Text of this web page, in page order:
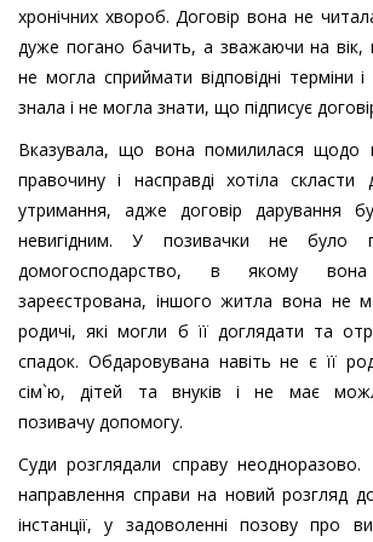
хронічних хвороб. Договір вона не
дуже погано бачить, а зважаючи на вік,
не могла сприймати відповідні терміни
знала і не могла знати, що підписує
Вказувала, що вона помилилася щодо
правочину і насправді хотіла скласти
утримання, адже договір дарування
невигідним. У позивачки не було
домогосподарство, в якому
зареєстрована, іншого житла вона не
родичі, які могли б її доглядати та
спадок. Обдаровувана навіть не є її
сім`ю, дітей та внуків і не має
позивачу допомогу.
Суди розглядали справу неодноразово.
направлення справи на новий розгляд
інстанції, у задоволенні позову про